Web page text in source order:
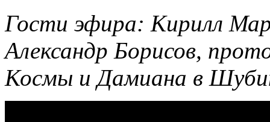
Гости эфира: Кирилл
Александр Борисов,
Космы и Дамиана в